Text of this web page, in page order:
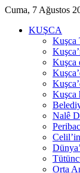
Cuma, 7 Ağustos
KUŞCA
Kuşca
Kuşca
Kuşca
Nalê
Orta